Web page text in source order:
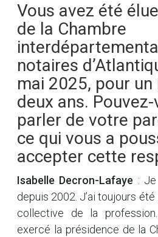
Vous avez été
de la Chambre
notaires
mai 2025, pour
deux ans.
parler de votre
ce qui vous a
accepter cette
Isabelle Decron-Lafaye :
depuis 2002. J’ai toujours
collective de la profession.
exercé la présidence de la